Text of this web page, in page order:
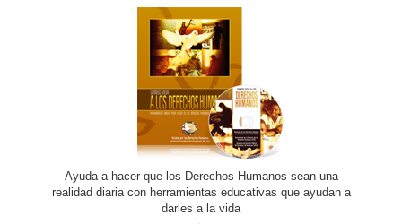
Ayuda a hacer que los Derechos Humanos sean una
realidad diaria con herramientas educativas que ayudan a
darles a la vida